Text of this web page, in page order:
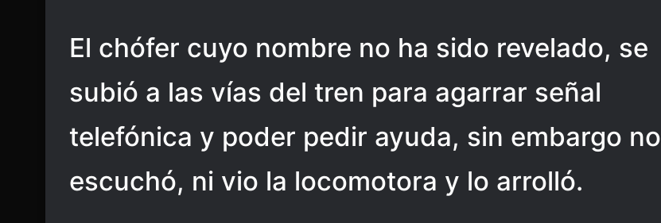
El chófer cuyo nombre no ha sido revelado, se
subió a las vías del tren para agarrar señal
telefónica y poder pedir ayuda, sin embargo no
escuchó, ni vio la locomotora y lo arrolló.